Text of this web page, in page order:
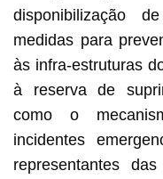
disponibilização
medidas para
às infra-estruturas
à reserva de
como o
incidentes
representantes